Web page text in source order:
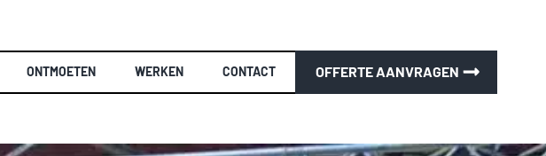
ONTMOETEN WERKEN CONTACT OFFERTE AANVRAGEN